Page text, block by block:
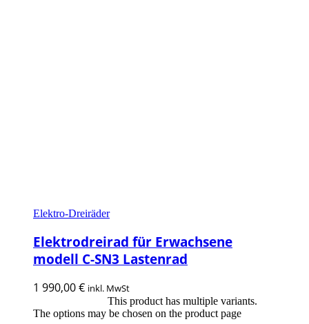
Elektro-Dreiräder
Elektrodreirad für Erwachsene
modell C-SN3 Lastenrad
1 990,00€ inkl. MwSt
This product has multiple variants.
The options may be chosen on the product page